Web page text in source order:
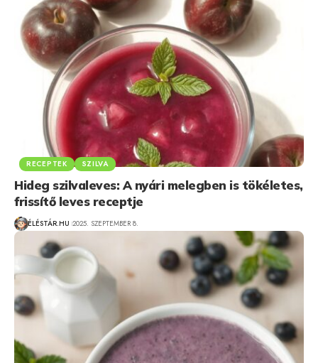
RECEPTEK SZILVA
Hideg szilvaleves: A nyári melegben is tökéletes,
frissítő leves receptje
ÉLÉSTÁR.HU 2025. SZEPTEMBER 8.